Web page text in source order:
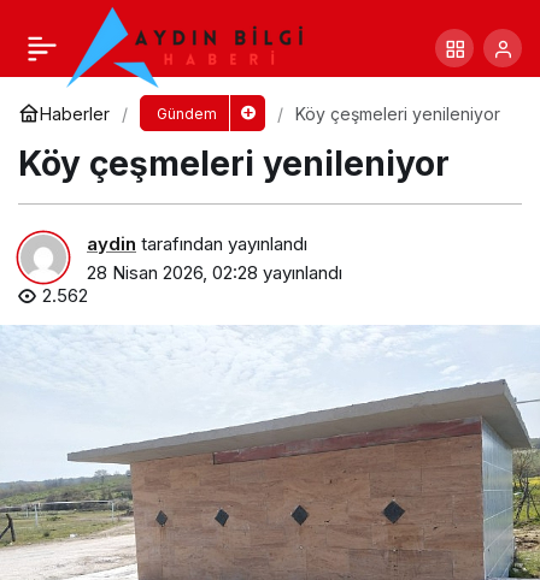
Haberler Gündem Köy çeşmeleri yenileniyor
Köy çeşmeleri yenileniyor
aydin tarafından yayınlandı
28 Nisan 2026, 02:28 yayınlandı
2.562
Göynük halı sahası yenilendi
Paylaş